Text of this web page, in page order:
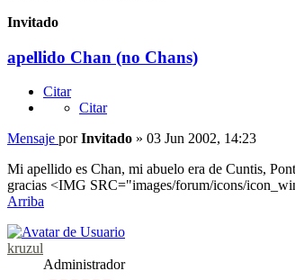
Invitado
apellido Chan (no Chans)
Citar
Citar
Mensaje porInvitado » 03 Jun 2002, 14:23
Mi apellido es Chan, mi abuelo era de Cuntis,
gracias <IMG SRC="images/forum/icons/
Arriba
kruzul
Administrador